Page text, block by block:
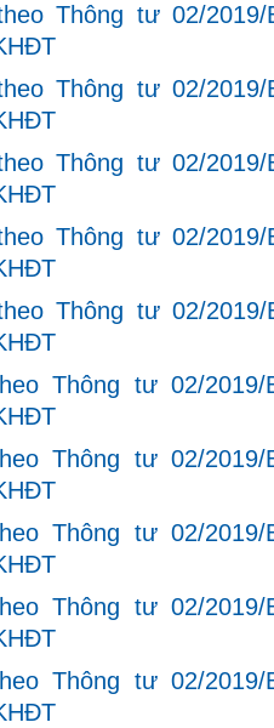
Thông tư 02/
Thông tư 02/
Thông tư 02/
Thông tư 02/
Thông tư 02/
Thông tư 02/
Thông tư 02/
Thông tư 02/
Thông tư 02/
Thông tư 02/